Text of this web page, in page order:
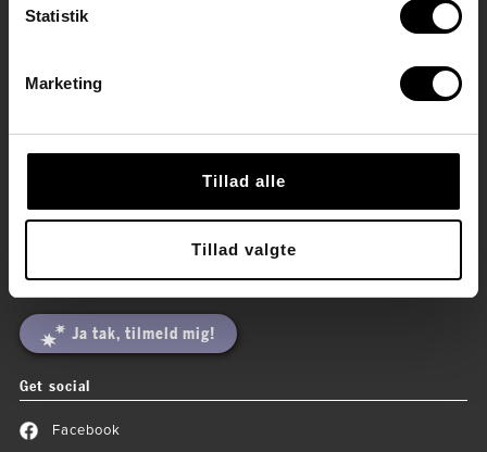
Statistik
Marketing
Tillad alle
Tillad valgte
Skolerne
Presse
Sputniks nyhedsbrev
Vil du have fagartikler, kursustilbud, invitationer til gratis
Ja tak, tilmeld mig!
Get social
Facebook